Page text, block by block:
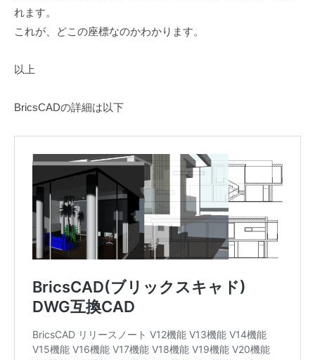
れます。
これが、どこの座標なのかわかります。
以上
BricsCADの詳細は以下